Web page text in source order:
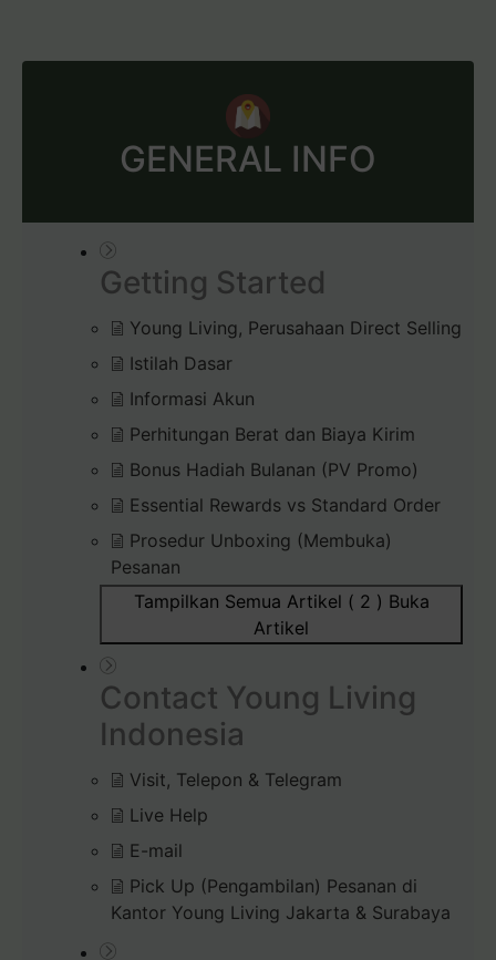
GENERAL INFO
Getting Started
Young Living, Perusahaan Direct Selling
Istilah Dasar
Informasi Akun
Perhitungan Berat dan Biaya Kirim
Bonus Hadiah Bulanan (PV Promo)
Essential Rewards vs Standard Order
Prosedur Unboxing (Membuka)
Pesanan
Tampilkan Semua Artikel ( 2 ) Buka
Artikel
Contact Young Living
Indonesia
Visit, Telepon & Telegram
Live Help
E-mail
Pick Up (Pengambilan) Pesanan di
Kantor Young Living Jakarta & Surabaya